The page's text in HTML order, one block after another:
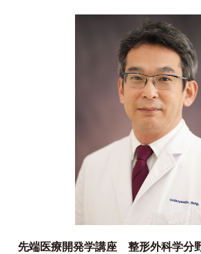
先端医療開発学講座 整形外科学分